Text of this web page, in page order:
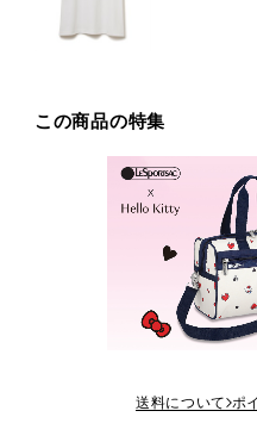
この商品の特集
送料について ポ